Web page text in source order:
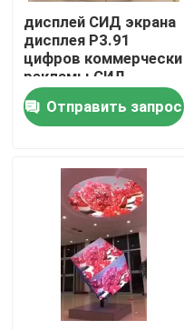
Товары
Видео
Тур по фабрике
Контроль качества
Свяжитесь с нами
дисплей СИД экрана
дисплея P3.91
цифров коммерчески
рекламы СИД
3.91mm
Отправить запрос